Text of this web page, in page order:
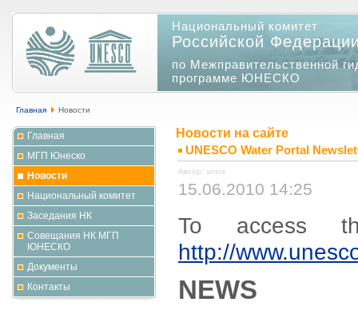
Национальный комитет
Российской
по Межправительственной
программе ЮНЕСКО
Главная Новости
Главная
МГП Юнеско
Новости
Национальный комитет
Заседания НК
Совещания НК МГП
ЮНЕСКО
Документы
Контакты
Новости на сайте
UNESCO Water Portal
Автор: anna
15.06.2010 14:25
To access
http://
NEWS